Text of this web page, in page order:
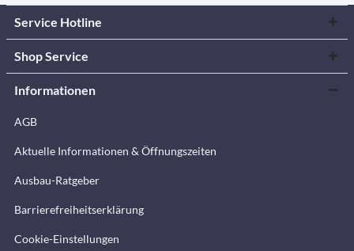
Service Hotline
Shop Service
Informationen
AGB
Aktuelle Informationen & Öffnungszeiten
Ausbau-Ratgeber
Barrierefreiheitserklärung
Cookie-Einstellungen